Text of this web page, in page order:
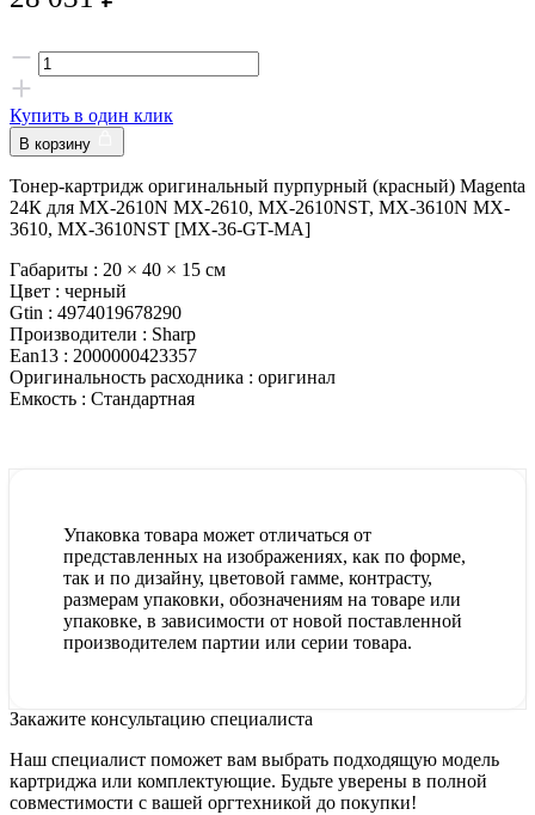
Купить в один клик
В корзину
Тонер-картридж оригинальный пурпурный (красный) Magenta
24К для MX-2610N MX-2610, MX-2610NST, MX-3610N MX-
3610, MX-3610NST [MX-36-GT-MA]
Габариты : 20 × 40 × 15 см
Цвет : черный
Gtin : 4974019678290
Производители : Sharp
Ean13 : 2000000423357
Оригинальность расходника : оригинал
Емкость : Стандартная
Упаковка товара может отличаться от
представленных на изображениях, как по форме,
так и по дизайну, цветовой гамме, контрасту,
размерам упаковки, обозначениям на товаре или
упаковке, в зависимости от новой поставленной
производителем партии или серии товара.
Закажите консультацию специалиста
Наш специалист поможет вам выбрать подходящую модель
картриджа или комплектующие. Будьте уверены в полной
совместимости с вашей оргтехникой до покупки!